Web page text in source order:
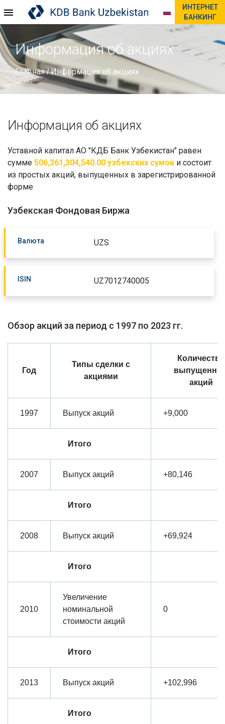
ИНТЕРНЕТ
БАНКИНГ
Информация об акциях
Главная/Информация об акциях
Информация об акциях
Уставной капитал АО "КДБ Банк Узбекистан" равен
сумме 506,361,304,540.00 узбекских сумов и состоит
из простых акций, выпущенных в зарегистрированной
форме
Узбекская Фондовая Биржа
Валюта UZS
ISIN UZ7012740005
Обзор акций за период с 1997 по 2023 гг.
Год
Типы сделки с
акциями
Количество
акций
1997 Выпуск акций +9,000
Итого
2007 Выпуск акций +80,146
Итого
2008 Выпуск акций +69,924
Итого
2010
Увеличение
номинальной
стоимости акций
0
Итого
2013 Выпуск акций +102,996
Итого